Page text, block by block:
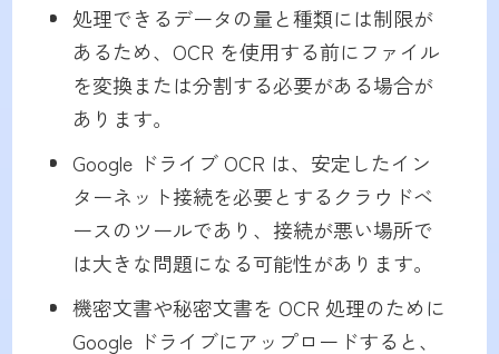
処理できるデータの量と種類には制限が
あるため、OCR を使用する前にファイル
を変換または分割する必要がある場合が
あります。
Google ドライブ OCR は、安定したイン
ターネット接続を必要とするクラウドベ
ースのツールであり、接続が悪い場所で
は大きな問題になる可能性があります。
機密文書や秘密文書を OCR 処理のために
Google ドライブにアップロードすると、